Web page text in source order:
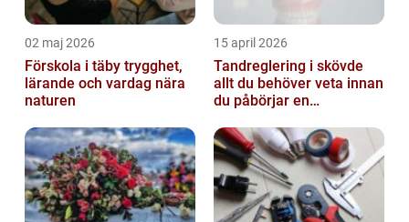
02 maj 2026
Förskola i täby trygghet,
lärande och vardag nära
naturen
15 april 2026
Tandreglering i skövde
allt du behöver veta innan
du påbörjar en